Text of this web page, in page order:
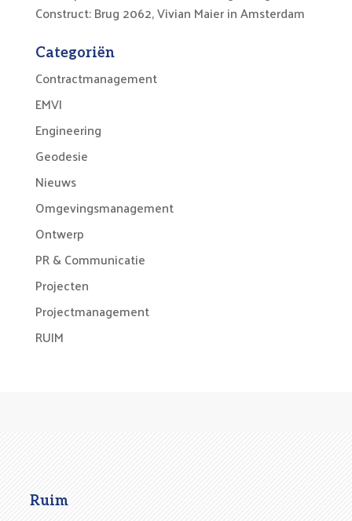
Construct: Brug 2062, Vivian Maier in Amsterdam
Categoriën
Contractmanagement
EMVI
Engineering
Geodesie
Nieuws
Omgevingsmanagement
Ontwerp
PR & Communicatie
Projecten
Projectmanagement
RUIM
Ruim